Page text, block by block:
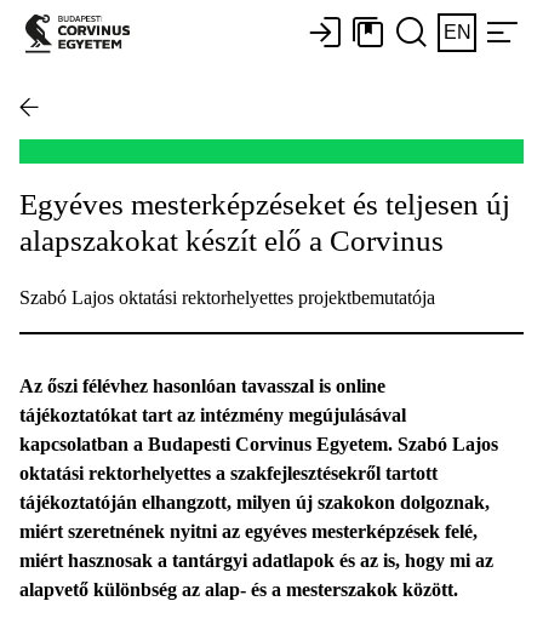
EN
Egyéves mesterképzéseket és teljesen új
alapszakokat készít elő a Corvinus
Szabó Lajos oktatási rektorhelyettes projektbemutatója
Az őszi félévhez hasonlóan tavasszal is online
tájékoztatókat tart az intézmény megújulásával
kapcsolatban a Budapesti Corvinus Egyetem. Szabó Lajos
oktatási rektorhelyettes a szakfejlesztésekről tartott
tájékoztatóján elhangzott, milyen új szakokon dolgoznak,
miért szeretnének nyitni az egyéves mesterképzések felé,
miért hasznosak a tantárgyi adatlapok és az is, hogy mi az
alapvető különbség az alap- és a mesterszakok között.